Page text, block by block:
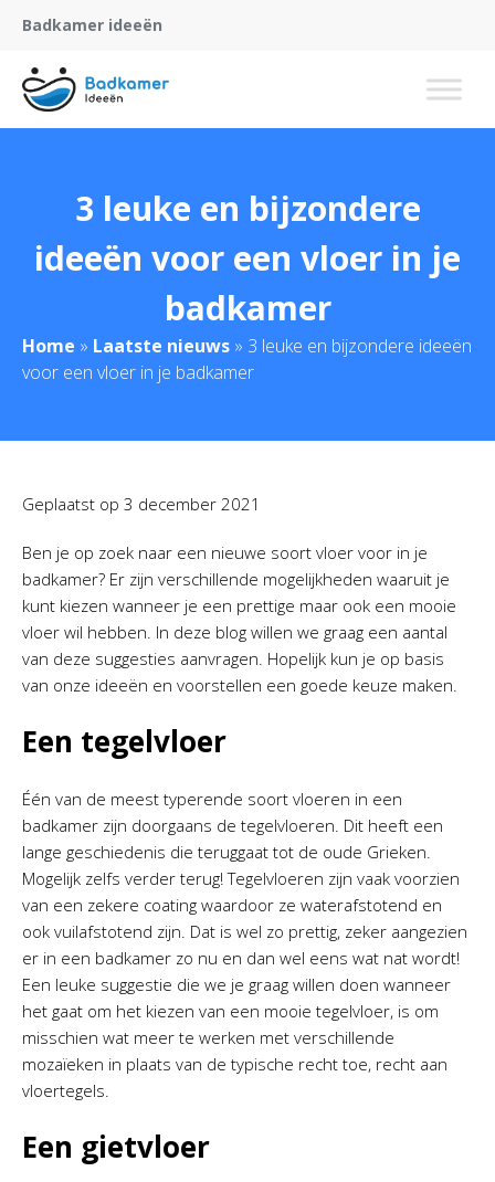
Badkamer ideeën
3 leuke en bijzondere
ideeën voor een vloer in je
badkamer
Home » Laatste nieuws » 3 leuke en bijzondere ideeën
voor een vloer in je badkamer
Geplaatst op 3 december 2021
Ben je op zoek naar een nieuwe soort vloer voor in je
badkamer? Er zijn verschillende mogelijkheden waaruit je
kunt kiezen wanneer je een prettige maar ook een mooie
vloer wil hebben. In deze blog willen we graag een aantal
van deze suggesties aanvragen. Hopelijk kun je op basis
van onze ideeën en voorstellen een goede keuze maken.
Een tegelvloer
Één van de meest typerende soort vloeren in een
badkamer zijn doorgaans de tegelvloeren. Dit heeft een
lange geschiedenis die teruggaat tot de oude Grieken.
Mogelijk zelfs verder terug! Tegelvloeren zijn vaak voorzien
van een zekere coating waardoor ze waterafstotend en
ook vuilafstotend zijn. Dat is wel zo prettig, zeker aangezien
er in een badkamer zo nu en dan wel eens wat nat wordt!
Een leuke suggestie die we je graag willen doen wanneer
het gaat om het kiezen van een mooie tegelvloer, is om
misschien wat meer te werken met verschillende
mozaïeken in plaats van de typische recht toe, recht aan
vloertegels.
Een gietvloer